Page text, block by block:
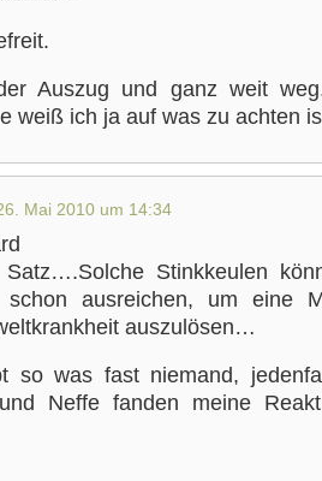
Auszug und ganz weit
weiß ich ja auf was zu achten
Mai 2010 um 14:34
Stinkkeulen
schon ausreichen, um eine
auszulösen…
so was fast niemand,
Neffe fanden meine